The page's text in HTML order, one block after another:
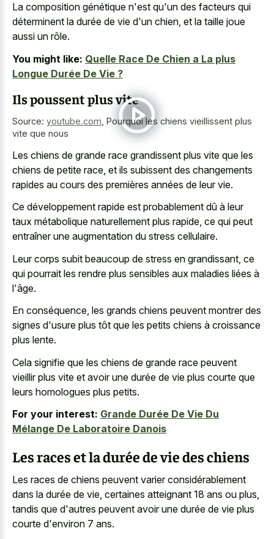
La composition génétique n'est qu'un des facteurs qui
déterminent la durée de vie d'un chien, et la taille joue
aussi un rôle.
You might like: Quelle Race De Chien a La plus
Longue Durée De Vie ?
Ils poussent plus vite
Source: youtube.com Pourquoi les chiens vieillissent plus
vite que nous
Les chiens de grande race grandissent plus vite que les
chiens de petite race, et ils subissent des changements
rapides au cours des premières années de leur vie.
Ce développement rapide est probablement dû à leur
taux métabolique naturellement plus rapide, ce qui peut
entraîner une augmentation du stress cellulaire.
Leur corps subit beaucoup de stress en grandissant, ce
qui pourrait les rendre plus sensibles aux maladies liées à
l'âge.
En conséquence, les grands chiens peuvent montrer des
signes d'usure plus tôt que les petits chiens à croissance
plus lente.
Cela signifie que les chiens de grande race peuvent
vieillir plus vite et avoir une durée de vie plus courte que
leurs homologues plus petits.
For your interest: Grande Durée De Vie Du
Mélange De Laboratoire Danois
Les races et la durée de vie des chiens
Les races de chiens peuvent varier considérablement
dans la durée de vie, certaines atteignant 18 ans ou plus,
tandis que d'autres peuvent avoir une durée de vie plus
courte d'environ 7 ans.